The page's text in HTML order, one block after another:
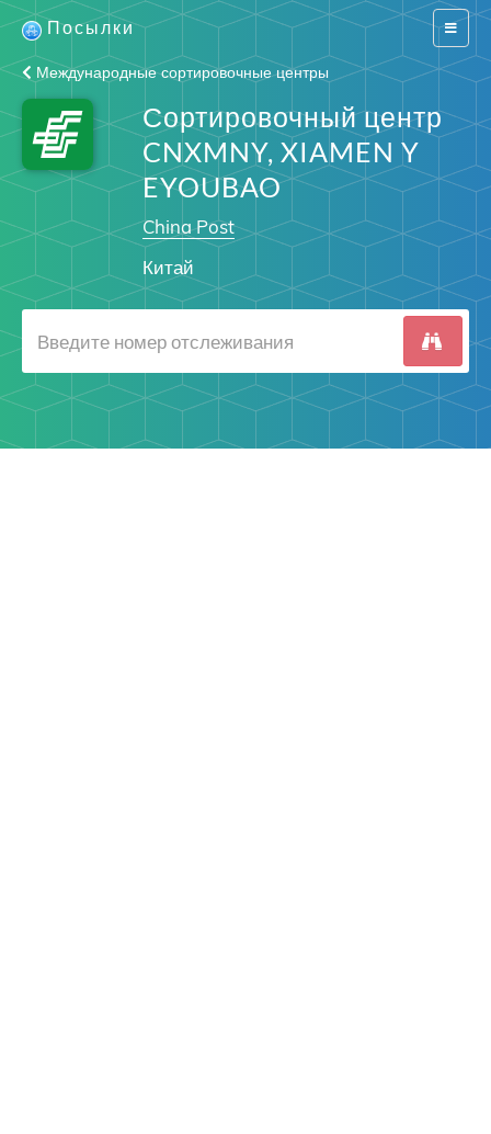
Switch
Посылки
Международные сортировочные центры
Сортировочный центр
CNXMNY, XIAMEN Y
EYOUBAO
China Post
Китай